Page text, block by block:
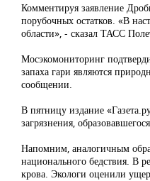
Комментируя заявление
порубочных остатков. «В
области», - сказал ТАСС
Мосэкомониторинг
запаха гари являются
сообщении.
В пятницу издание
загрязнения,
Напомним, аналогичным
национального бедствия. В
крова. Экологи оценили